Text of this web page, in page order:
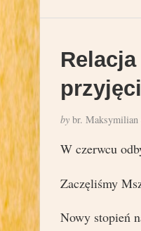
bybr. Maksymilian
W czerwcu
Zaczęliśmy
Nowy stopień